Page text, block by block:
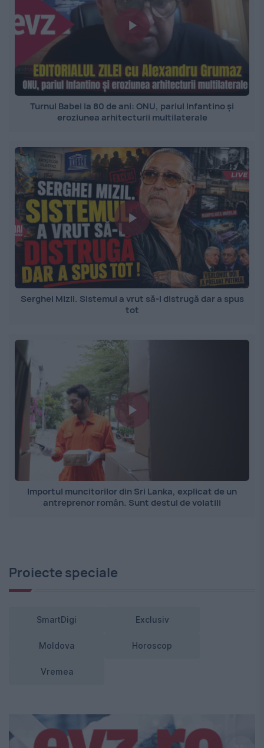
Turnul Babel la 80 de ani: ONU, pariul Infantino și
eroziunea arhitecturii multilaterale
Serghei Mizil. Sistemul a vrut să-l distrugă dar a spus
tot
Importul muncitorilor din Sri Lanka, explicat de un
antreprenor român. Sunt destul de volatili
Proiecte speciale
SmartDigi Exclusiv
Moldova Horoscop
Vremea